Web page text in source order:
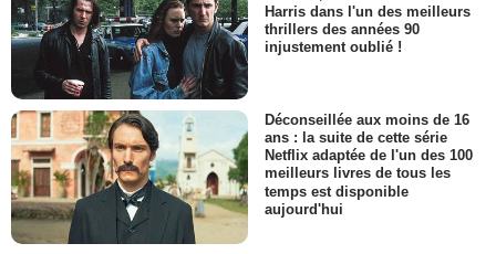
Harris dans l'un des meilleurs
thrillers des années 90
injustement oublié !
Déconseillée aux moins de 16
ans : la suite de cette série
Netflix adaptée de l'un des 100
meilleurs livres de tous les
temps est disponible
aujourd'hui